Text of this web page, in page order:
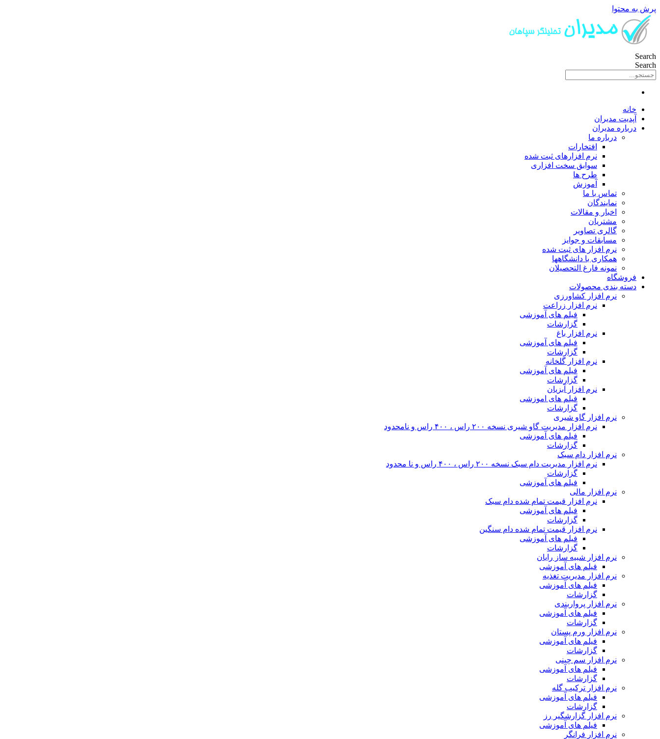
پرش به محتوا
Search
Search
خانه
آپدیت مدیران
درباره مدیران
درباره ما
افتخارات
نرم افزارهای ثبت شده
سوابق سخت افزاری
طرح ها
آموزش
تماس با ما
نمایندگان
اخبار و مقالات
مشتریان
گالری تصاویر
مسابقات و جوایز
نرم افزار های ثبت شده
همکاری با دانشگاهها
نمونه فارغ التحصیلان
فروشگاه
دسته بندی محصولات
نرم افزار کشاورزی
نرم افزار زراعت
فیلم های آموزشی
گزارشات
نرم افزار باغ
فیلم های آموزشی
گزارشات
نرم افزار گلخانه
فیلم های آموزشی
گزارشات
نرم افزار آبزیان
فیلم های اموزشی
گزارشات
نرم افزار گاو شیری
نرم افزار مدیریت گاو شیری نسخه ۲۰۰ راس ، ۴۰۰ راس و نامحدود
فیلم های آموزشی
گزارشات
نرم افزار دام سبک
نرم افزار مدیریت دام سبک نسخه ۲۰۰ راس ، ۴۰۰ راس و نا محدود
گزارشات
فیلم های آموزشی
نرم افزار مالی
نرم افزار قیمت تمام شده دام سبک
فیلم های آموزشی
گزارشات
نرم افزار قیمت تمام شده دام سنگین
فیلم های آموزشی
گزارشات
نرم افزار شبیه ساز رایان
فیلم های آموزشی
نرم افزار مدیریت تغذیه
فیلم های آموزشی
گزارشات
نرم افزار پرواربندی
فیلم های آموزشی
گزارشات
نرم افزار ورم پستان
فیلم های آموزشی
گزارشات
نرم افزار سم چینی
فیلم های آموزشی
گزارشات
نرم افزار ترکیب گله
فیلم های آموزشی
گزارشات
نرم افزار گزارشگیر رز
فیلم های آموزشی
نرم افزار فرانگر